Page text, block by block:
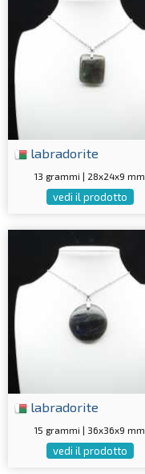
labradorite
13 grammi | 28x24x9 mm
vedi il prodotto
labradorite
15 grammi | 36x36x9 mm
vedi il prodotto